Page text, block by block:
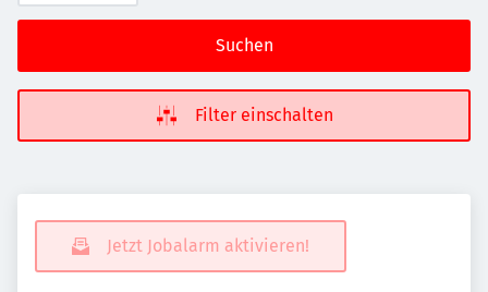
Suchen
Filter einschalten
Jetzt Jobalarm aktivieren!